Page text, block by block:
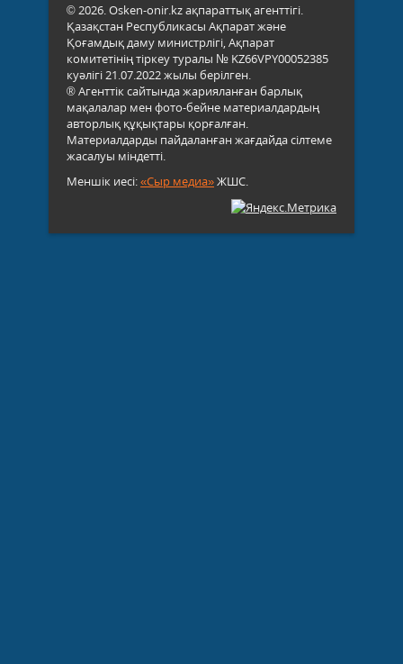
© 2026. Osken-onir.kz ақпараттық агенттігі.
Қазақстан Республикасы Ақпарат және
Қоғамдық даму министрлігі, Ақпарат
комитетінің тіркеу туралы № KZ66VPY00052385
куәлігі 21.07.2022 жылы берілген.
® Агенттік сайтында жарияланған барлық
мақалалар мен фото-бейне материалдардың
авторлық құқықтары қорғалған.
Материалдарды пайдаланған жағдайда сілтеме
жасалуы міндетті.
Меншік иесі:«Сыр медиа»ЖШС.